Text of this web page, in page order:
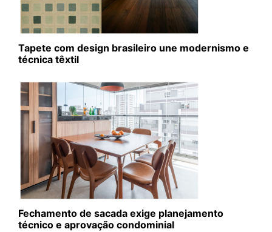
Tapete com design brasileiro une modernismo e
técnica têxtil
Fechamento de sacada exige planejamento
técnico e aprovação condominial